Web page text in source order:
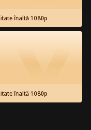
și Dl. NYC
48
înaltă 1080p
înaltă 1080p